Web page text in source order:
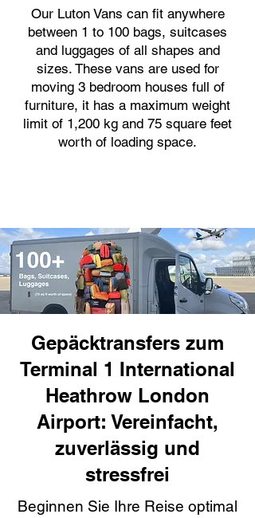
Our Luton Vans can fit anywhere
between 1 to 100 bags, suitcases
and luggages of all shapes and
sizes. These vans are used for
moving 3 bedroom houses full of
furniture, it has a maximum weight
limit of 1,200 kg and 75 square feet
worth of loading space.
Gepäcktransfers zum
Terminal 1 International
Heathrow London
Airport: Vereinfacht,
zuverlässig und
stressfrei
Beginnen Sie Ihre Reise optimal